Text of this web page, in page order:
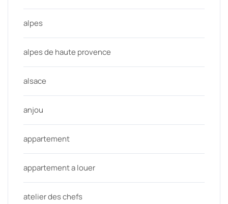
alpes
alpes de haute provence
alsace
anjou
appartement
appartement a louer
atelier des chefs